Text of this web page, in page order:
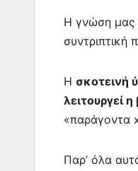
Η γνώση μας
συντριπτική
Η σκοτεινή
λειτουργεί
«παράγοντα
Παρ’ όλα